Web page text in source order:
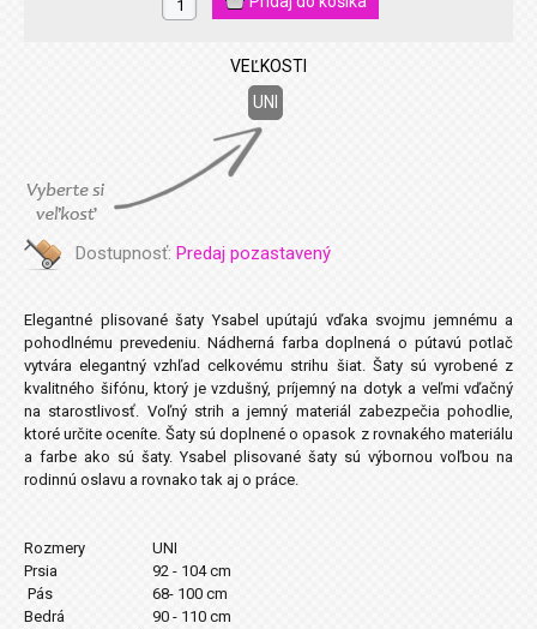
VEĽKOSTI
UNI
Dostupnosť: Predaj pozastavený
Elegantné plisované šaty Ysabel upútajú vďaka svojmu jemnému a
pohodlnému prevedeniu. Nádherná farba doplnená o pútavú potlač
vytvára elegantný vzhľad celkovému strihu šiat. Šaty sú vyrobené z
kvalitného šifónu, ktorý je vzdušný, príjemný na dotyk a veľmi vďačný
na starostlivosť. Voľný strih a jemný materiál zabezpečia pohodlie,
ktoré určite oceníte. Šaty sú doplnené o opasok z rovnakého materiálu
a farbe ako sú šaty. Ysabel plisované šaty sú výbornou voľbou na
rodinnú oslavu a rovnako tak aj o práce.
Rozmery
UNI
Prsia
92 - 104 cm
Pás
68- 100 cm
Bedrá
90 - 110 cm